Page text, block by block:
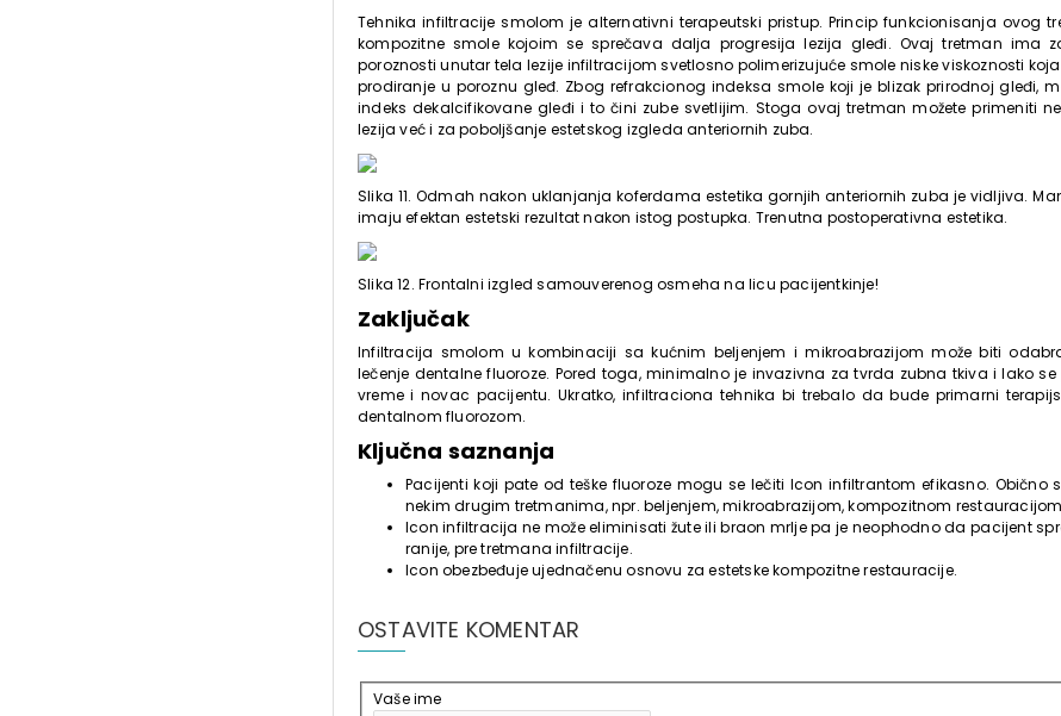
Tehnika infiltracije smolom je alternativni terapeutski pristup. Princip funkcionisanja ovog
kompozitne smole kojoim se sprečava dalja progresija lezija gleđi. Ovaj tretman ima
poroznosti unutar tela lezije infiltracijom svetlosno polimerizujuće smole niske viskoznosti
prodiranje u poroznu gleđ. Zbog refrakcionog indeksa smole koji je blizak prirodnoj gleđi,
indeks dekalcifikovane gleđi i to čini zube svetlijim. Stoga ovaj tretman možete primeniti
lezija već i za poboljšanje estetskog izgleda anteriornih zuba.
Slika 11. Odmah nakon uklanjanja koferdama estetika gornjih anteriornih zuba je vidljiva.
imaju efektan estetski rezultat nakon istog postupka. Trenutna postoperativna estetika.
Slika 12. Frontalni izgled samouverenog osmeha na licu pacijentkinje!
Zaključak
Infiltracija smolom u kombinaciji sa kućnim beljenjem i mikroabrazijom može biti
lečenje dentalne fluoroze. Pored toga, minimalno je invazivna za tvrda zubna tkiva i lako se
vreme i novac pacijentu. Ukratko, infiltraciona tehnika bi trebalo da bude primarni
dentalnom fluorozom.
Ključna saznanja
Pacijenti koji pate od teške fluoroze mogu se lečiti Icon infiltrantom efikasno. Obično
nekim drugim tretmanima, npr. beljenjem, mikroabrazijom, kompozitnom
Icon infiltracija ne može eliminisati žute ili braon mrlje pa je neophodno da pacijent
ranije, pre tretmana infiltracije.
Icon obezbeđuje ujednačenu osnovu za estetske kompozitne restauracije.
OSTAVITE KOMENTAR
Vaše ime